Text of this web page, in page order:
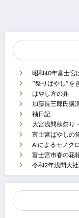
昭和40年富士宮
“祭りばやし”を
はやし方の弁
加藤長三郎氏講
袖日記
大宮浅間秋祭
富士宮ばやしの
AIによるモノク
富士宮市春の
令和2年浅間大